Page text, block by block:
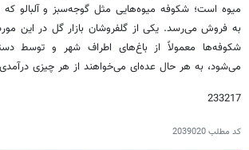
به فروش می‌رسد. یکی از گلفروشان بازار گل در این
شکوفه‌ها معمولاً از باغ‌های اطراف شهر و توسط
می‌شود، به هر حال عده‌ای می‌خواهند از هر چیزی
233217
کد مطلب2039020